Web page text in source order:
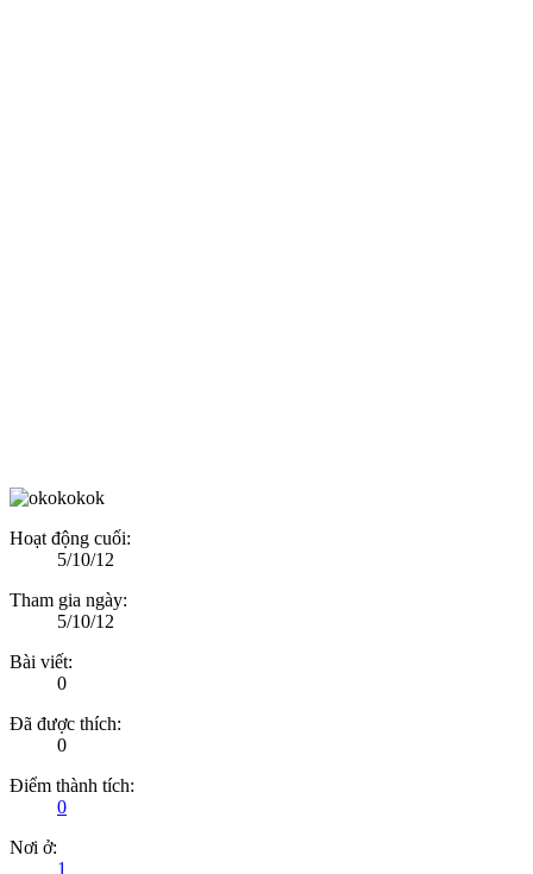
Hoạt động cuối:
5/10/12
Tham gia ngày:
5/10/12
Bài viết:
0
Đã được thích:
0
Điểm thành tích:
0
Nơi ở:
1